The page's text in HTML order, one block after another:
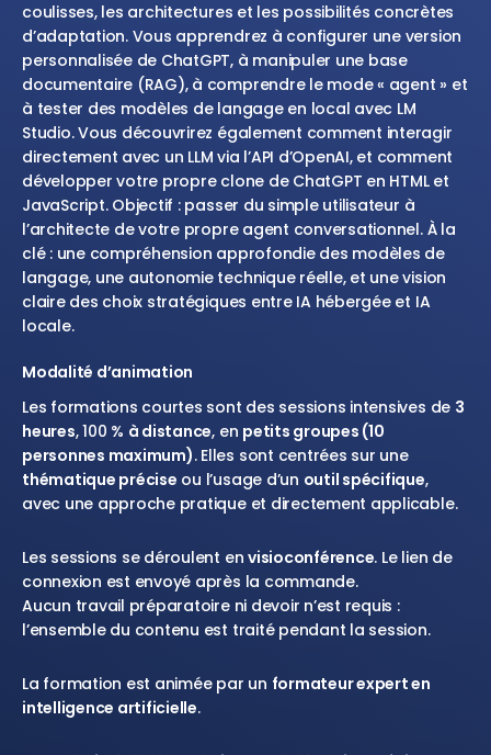
coulisses, les architectures et les possibilités concrètes
d’adaptation. Vous apprendrez à configurer une version
personnalisée de ChatGPT, à manipuler une base
documentaire (RAG), à comprendre le mode « agent » et
à tester des modèles de langage en local avec LM
Studio. Vous découvrirez également comment interagir
directement avec un LLM via l’API d’OpenAI, et comment
développer votre propre clone de ChatGPT en HTML et
JavaScript. Objectif : passer du simple utilisateur à
l’architecte de votre propre agent conversationnel. À la
clé : une compréhension approfondie des modèles de
langage, une autonomie technique réelle, et une vision
claire des choix stratégiques entre IA hébergée et IA
locale.
Modalité d’animation
Les formations courtes sont des sessions intensives de 3
heures, 100 % à distance, en petits groupes (10
personnes maximum). Elles sont centrées sur une
thématique précise ou l’usage d’un outil spécifique,
avec une approche pratique et directement applicable.
Les sessions se déroulent envisioconférence. Le lien de
connexion est envoyé après la commande.
Aucun travail préparatoire ni devoir n’est requis :
l’ensemble du contenu est traité pendant la session.
La formation est animée par un formateur expert en
intelligence artificielle.